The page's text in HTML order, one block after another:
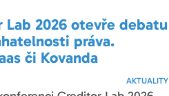
2026 otevře debatu
práva.
či Kovanda
AKTUALITY